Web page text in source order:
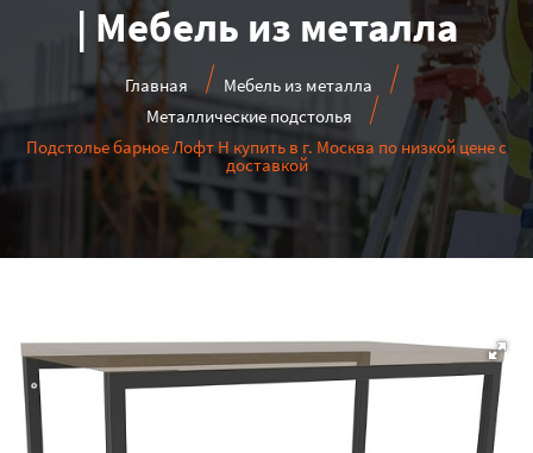
| Мебель из металла
Главная
Мебель из металла
Металлические подстолья
Подстолье барное Лофт Н купить в г. Москва по низкой цене с
доставкой